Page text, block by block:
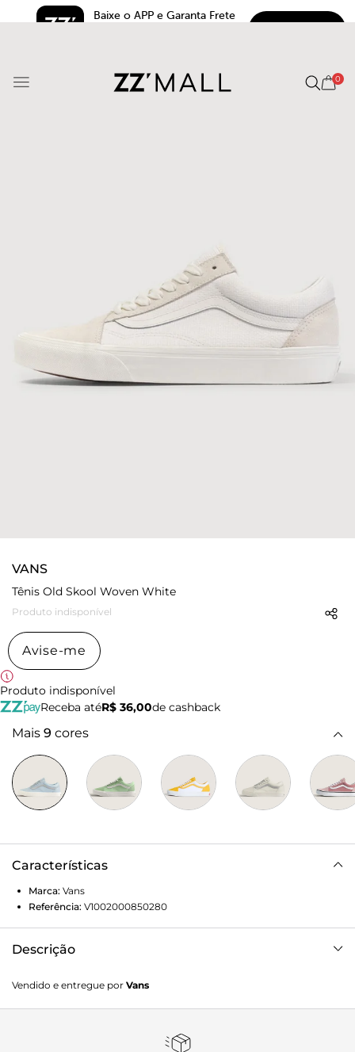
Baixe o APP e Garanta Frete
0
VANS
Tênis Old Skool Woven White
Produto indisponível
Avise-me
Produto indisponível
Receba atéR$ 36,00de cashback
Mais 9 cores
Características
Marca: Vans
Referência: V1002000850280
Descrição
#36, foi lançado sendo o primeiro a conter a icônica
sidestripe na lateral. O Tênis Old Skool Woven reafirma o
vulcanizada e sola waffle que entrega suporte e liberdade
Vendido e entregue por Vans